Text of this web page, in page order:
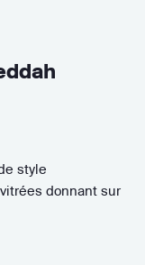
style
donnant sur